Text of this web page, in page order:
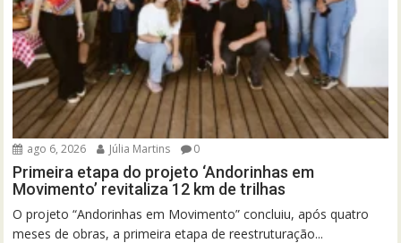
ago 6, 2026 Júlia Martins 0
Primeira etapa do projeto ‘Andorinhas em
Movimento’ revitaliza 12 km de trilhas
O projeto “Andorinhas em Movimento” concluiu, após quatro
meses de obras, a primeira etapa de reestruturação...